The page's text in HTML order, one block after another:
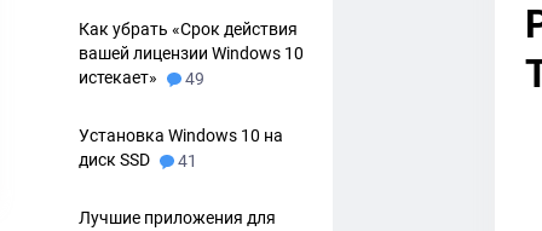
Как убрать «Срок действия
вашей лицензии Windows 10
истекает»
49
Установка Windows 10 на
диск SSD
41
Лучшие приложения для